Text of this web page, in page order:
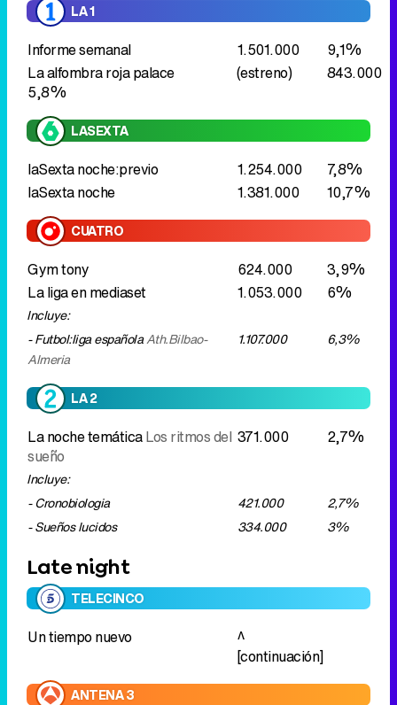
LA 1
Informe semanal 1.501.000
9,1%
La alfombra roja palace
(estreno)
843.000
5,8%
LASEXTA
laSexta noche:previo 1.254.000
7,8%
laSexta noche
1.381.000 10,7%
CUATRO
Gym tony 624.000
3,9%
La liga en mediaset
1.053.000 6%
Incluye:
- Futbol:liga españolaAth.Bilbao-
Almeria
1.107.000 6,3%
LA 2
La noche temáticaLos ritmos del
sueño
371.000 2,7%
Incluye:
- Cronobiologia
421.000
2,7%
- Sueños lucidos
334.000 3%
Late night
TELECINCO
Un tiempo nuevo
^
[continuación]
ANTENA 3